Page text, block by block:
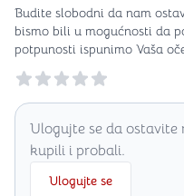
Budite slobodni da nam
bismo bili u mogućnosti da
potpunosti ispunimo Vaša
Reviews
Ulogujte se da ostavite
kupili i probali.
Ulogujte se